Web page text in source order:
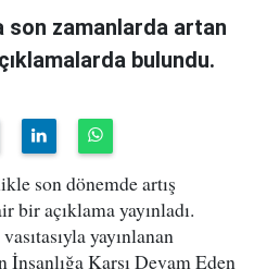
son zamanlarda artan
bulundu.
son dönemde artış
bir açıklama yayınladı.
yayınlanan
Karşı Devam Eden